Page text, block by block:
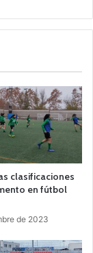
clasificaciones
en fútbol
de 2023